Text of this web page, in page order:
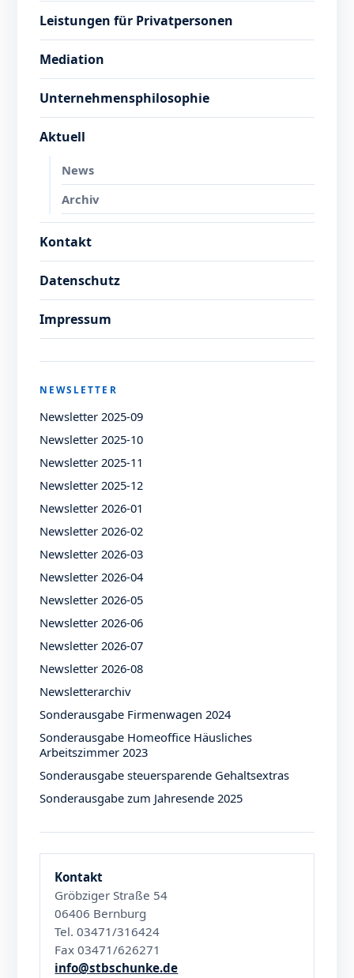
Leistungen für Privatpersonen
Mediation
Unternehmensphilosophie
Aktuell
News
Archiv
Kontakt
Datenschutz
Impressum
NEWSLETTER
Newsletter 2025-09
Newsletter 2025-10
Newsletter 2025-11
Newsletter 2025-12
Newsletter 2026-01
Newsletter 2026-02
Newsletter 2026-03
Newsletter 2026-04
Newsletter 2026-05
Newsletter 2026-06
Newsletter 2026-07
Newsletter 2026-08
Newsletterarchiv
Sonderausgabe Firmenwagen 2024
Sonderausgabe Homeoffice Häusliches
Arbeitszimmer 2023
Sonderausgabe steuersparende Gehaltsextras
Sonderausgabe zum Jahresende 2025
Kontakt
Gröbziger Straße 54
06406 Bernburg
Tel. 03471/316424
Fax 03471/626271
info@stbschunke.de